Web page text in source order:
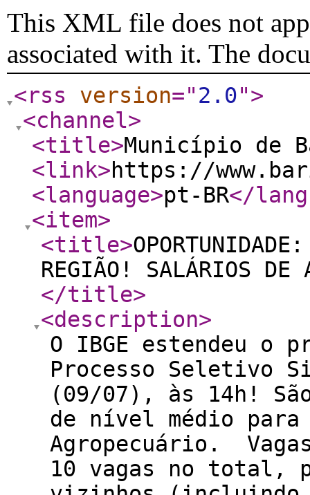
This XML file does not
associated with it. The
<rss version="2.0">
<channel>
<title>Município de
<link>https://
<language>pt-BR</
<item>
<title>
REGIÃO! SALÁRIOS
</title>
<description>
O IBGE estendeu o
Processo Seletivo
(09/07), às 14h!
de nível médio para
Agropecuário.
10 vagas no total,